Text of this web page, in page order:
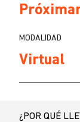
MODALIDAD
Virtual
¿POR QUÉ